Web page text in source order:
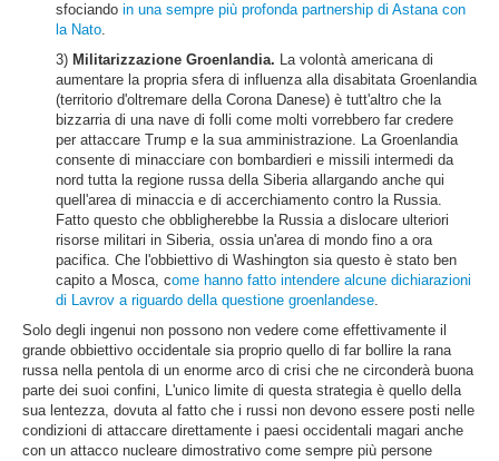
sfociando in una sempre più profonda partnership di Astana con
la Nato.
3) Militarizzazione Groenlandia. La volontà americana di
aumentare la propria sfera di influenza alla disabitata Groenlandia
(territorio d'oltremare della Corona Danese) è tutt'altro che la
bizzarria di una nave di folli come molti vorrebbero far credere
per attaccare Trump e la sua amministrazione. La Groenlandia
consente di minacciare con bombardieri e missili intermedi da
nord tutta la regione russa della Siberia allargando anche qui
quell'area di minaccia e di accerchiamento contro la Russia.
Fatto questo che obbligherebbe la Russia a dislocare ulteriori
risorse militari in Siberia, ossia un'area di mondo fino a ora
pacifica. Che l'obbiettivo di Washington sia questo è stato ben
capito a Mosca, come hanno fatto intendere alcune dichiarazioni
di Lavrov a riguardo della questione groenlandese.
Solo degli ingenui non possono non vedere come effettivamente il
grande obbiettivo occidentale sia proprio quello di far bollire la rana
russa nella pentola di un enorme arco di crisi che ne circonderà buona
parte dei suoi confini, L'unico limite di questa strategia è quello della
sua lentezza, dovuta al fatto che i russi non devono essere posti nelle
condizioni di attaccare direttamente i paesi occidentali magari anche
con un attacco nucleare dimostrativo come sempre più persone